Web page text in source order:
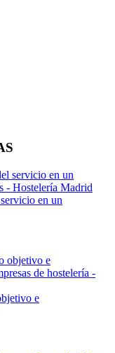
en un
e